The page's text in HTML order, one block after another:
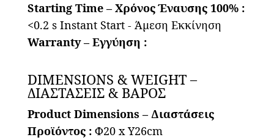
Starting Time – Χρόνος Έναυσης 100% :
<0.2 s Instant Start - Άμεση Εκκίνηση
Warranty – Εγγύηση :
DIMENSIONS & WEIGHT –
ΔΙΑΣΤΑΣΕΙΣ & ΒΑΡΟΣ
Product Dimensions – Διαστάσεις
Προϊόντος : Φ20 x Υ26cm